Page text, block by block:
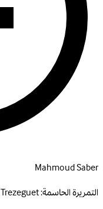
Mahmoud Saber
التمريرة الحاسمة:Trezeguet